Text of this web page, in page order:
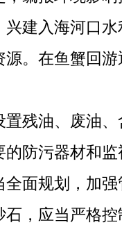
建入海河口
。在鱼蟹回
残油、废油
防污器材和
面规划，加
，应当严格